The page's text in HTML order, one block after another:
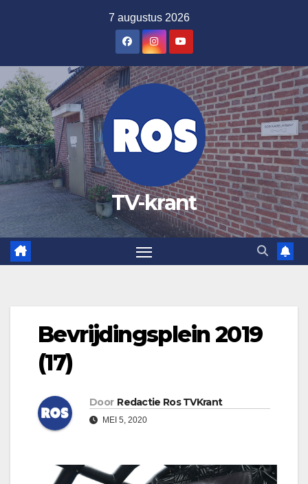
inhoud
7 augustus 2026
TV-krant
Bevrijdingsplein 2019
(17)
Door Redactie Ros TVKrant
MEI 5, 2020